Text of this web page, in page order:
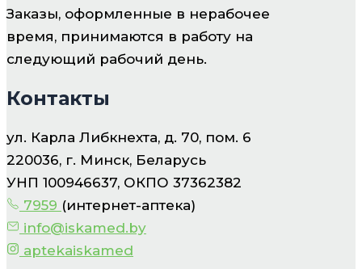
Заказы, оформленные в нерабочее
время, принимаются в работу на
следующий рабочий день.
Контакты
ул. Карла Либкнехта, д. 70, пом. 6
220036, г. Минск, Беларусь
УНП 100946637, ОКПО 37362382
7959 (интернет-аптека)
info@iskamed.by
aptekaiskamed